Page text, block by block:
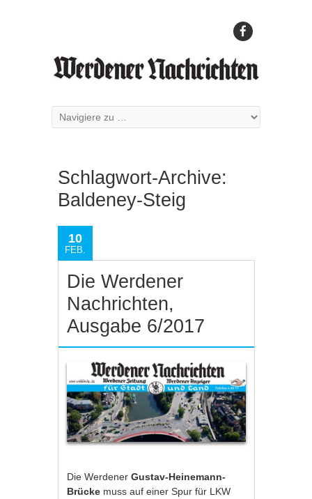
Schlagwort-Archive:
Baldeney-Steig
10
FEB.
Die Werdener
Nachrichten,
Ausgabe 6/2017
Die WerdenerGustav-Heinemann-
Brücke muss auf einer Spur für LKW